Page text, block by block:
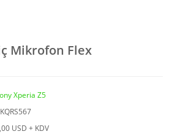
Mikrofon Flex
Xperia Z5
USD + KDV